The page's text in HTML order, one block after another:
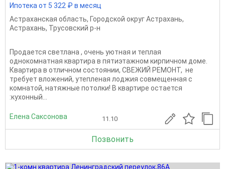
Ипотека от 5 322 ₽ в месяц
Астраханская область, Городской округ Астрахань,
Астрахань, Трусовский р-н
Продается светлана , очень уютная и теплая
однокомнатная квартира в пятиэтажном кирпичном доме.
Квартира в отличном состоянии, СВЕЖИЙ РЕМОНТ, не
требует вложений, утепленая лоджия совмещенная с
комнатой, натяжные потолки! В квартире остается
:кухонный...
Елена Саксонова 11.10
Позвонить